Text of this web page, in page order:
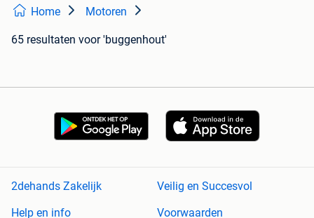
Home Motoren
65 resultaten voor 'buggenhout'
2dehands Zakelijk
Veilig en Succesvol
Help en info
Voorwaarden